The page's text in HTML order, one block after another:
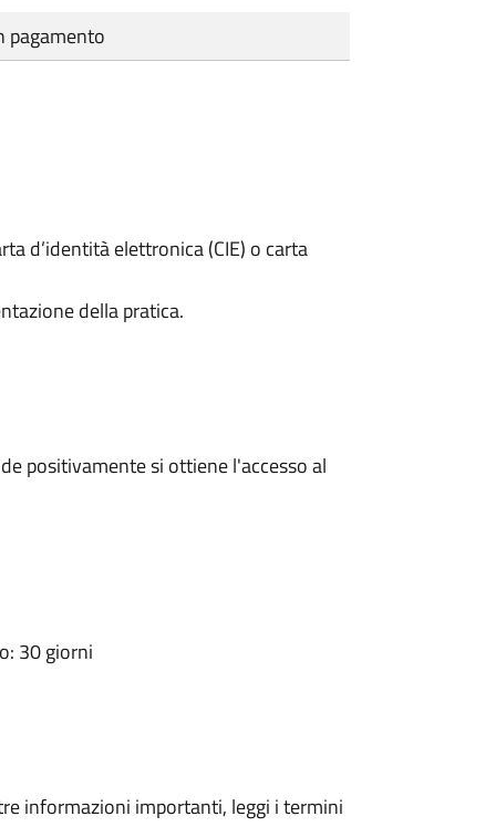
pagamento
d’identità elettronica (CIE) o carta
della pratica.
positivamente si ottiene l'accesso al
30 giorni
informazioni importanti, leggi i termini